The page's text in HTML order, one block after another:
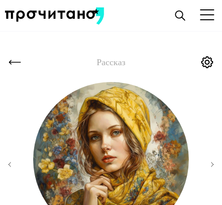
Рассказ